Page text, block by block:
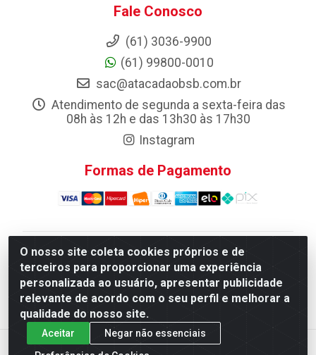
O nosso site coleta cookies próprios e de
terceiros para proporcionar uma experiência
personalizada ao usuário, apresentar publicidade
relevante de acordo com o seu perfil e melhorar a
qualidade do nosso site.
Aceitar
Negar não essenciais
Fale Conosco
(61) 3036-9900
(61) 99800-0010
sac@atacadaobsb.com.br
Atendimento de segunda a sexta-feira das
08h às 12h e das 13h30 às 17h30
Instagram
Formas de Pagamento
Atacadao da Limpeza F. Pereira Queiroz Comercio e
Distribuicao LTDA - Quadra Qi 10 Lotes 39 e, 41 - Setor
Industrial (Taguatinga), Brasília/DF - CEP 72.135-100 -
CNPJ 13.184.675/0001-80